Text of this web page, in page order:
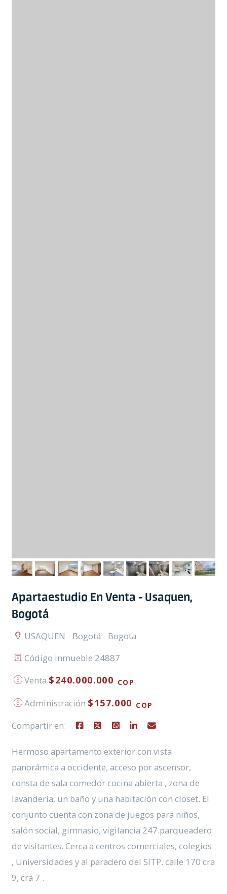
Apartaestudio En Venta - Usaquen,
Bogotá
USAQUEN - Bogotá - Bogota
Código inmueble 24887
Venta$240.000.000 COP
Administración$157.000 COP
Compartir en:
Hermoso apartamento exterior con vista
panorámica a occidente, acceso por ascensor,
consta de sala comedor cocina abierta , zona de
lavandería, un baño y una habitación con closet. El
conjunto cuenta con zona de juegos para niños,
salón social, gimnasio, vigilancia 247.parqueadero
de visitantes. Cerca a centros comerciales, colegios
, Universidades y al paradero del SITP. calle 170 cra
9, cra 7 .